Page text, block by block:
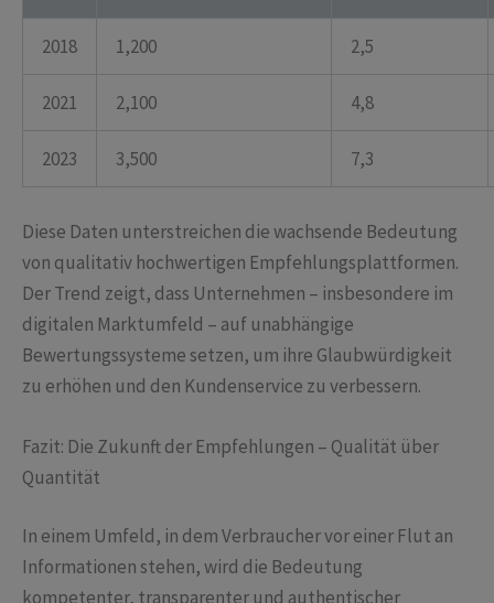
2018 1,200 2,5
2021 2,100 4,8
2023 3,500 7,3
Diese Daten unterstreichen die wachsende Bedeutung
von qualitativ hochwertigen Empfehlungsplattformen.
Der Trend zeigt, dass Unternehmen – insbesondere im
digitalen Marktumfeld – auf unabhängige
Bewertungssysteme setzen, um ihre Glaubwürdigkeit
zu erhöhen und den Kundenservice zu verbessern.
Fazit: Die Zukunft der Empfehlungen – Qualität über
Quantität
In einem Umfeld, in dem Verbraucher vor einer Flut an
Informationen stehen, wird die Bedeutung
kompetenter, transparenter und authentischer